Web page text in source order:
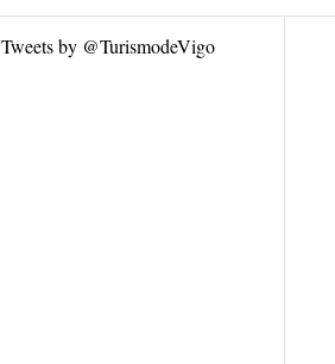
Tweets by @TurismodeVigo